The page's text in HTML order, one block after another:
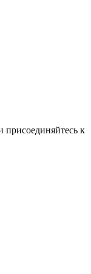
присоединяйтесь к